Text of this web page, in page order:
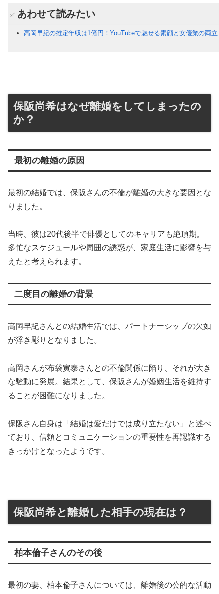
✅ あわせて読みたい
高岡早紀の推定年収は1億円！YouTubeで魅せる素顔と女優業の両立
保阪尚希はなぜ離婚をしてしまったの
か？
最初の離婚の原因
最初の結婚では、保阪さんの不倫が離婚の大きな要因とな
りました。
当時、彼は20代後半で俳優としてのキャリアも絶頂期。
多忙なスケジュールや周囲の誘惑が、家庭生活に影響を与
えたと考えられます。
二度目の離婚の背景
高岡早紀さんとの結婚生活では、パートナーシップの欠如
が浮き彫りとなりました。
高岡さんが布袋寅泰さんとの不倫関係に陥り、それが大き
な騒動に発展。結果として、保阪さんが婚姻生活を維持す
ることが困難になりました。
保阪さん自身は「結婚は愛だけでは成り立たない」と述べ
ており、信頼とコミュニケーションの重要性を再認識する
きっかけとなったようです。
保阪尚希と離婚した相手の現在は？
柏本倫子さんのその後
最初の妻、柏本倫子さんについては、離婚後の公的な活動